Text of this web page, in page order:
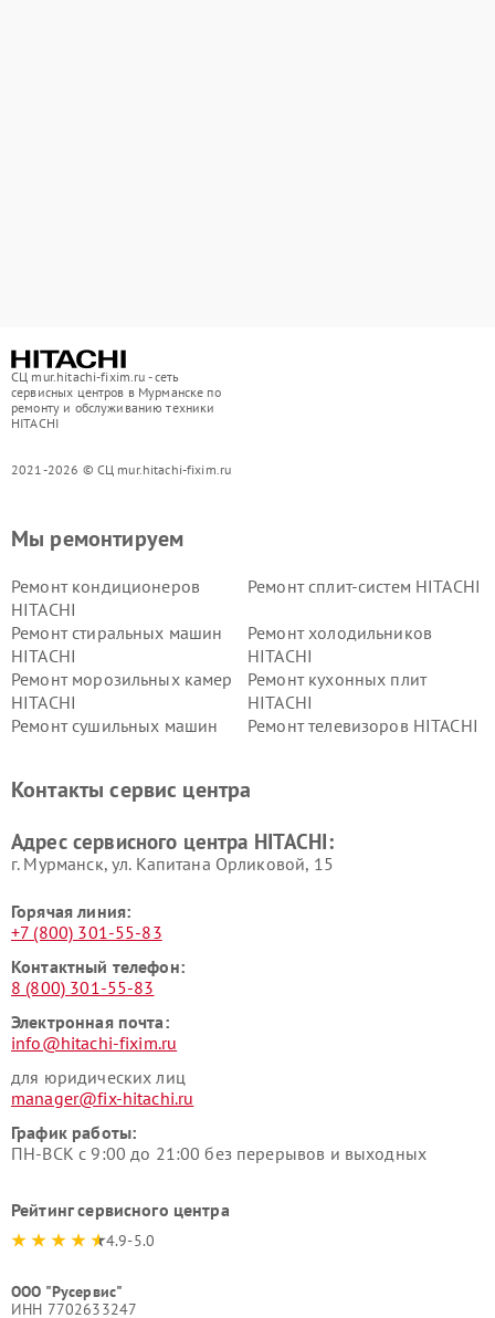
СЦ mur.hitachi-fixim.ru - сеть
сервисных центров в Мурманске по
ремонту и обслуживанию техники
HITACHI
2021-2026 © СЦ mur.hitachi-fixim.ru
Мы ремонтируем
Ремонт кондиционеров
HITACHI
Ремонт сплит-систем HITACHI
Ремонт стиральных машин
HITACHI
Ремонт холодильников
HITACHI
Ремонт морозильных камер
HITACHI
Ремонт кухонных плит
HITACHI
Ремонт сушильных машин
Ремонт телевизоров HITACHI
данных HITACHI
HITACHI
HITACHI
HITACHI
Контакты сервис центра
Адрес сервисного центра HITACHI:
г. Мурманск, ул. Капитана Орликовой, 15
Горячая линия:
+7 (800) 301-55-83
Контактный телефон:
8 (800) 301-55-83
Электронная почта:
info@hitachi-fixim.ru
для юридических лиц
manager@fix-hitachi.ru
График работы:
ПН-ВСК с 9:00 до 21:00 без перерывов и выходных
Рейтинг сервисного центра
4.9-5.0
ООО "Русервис"
ИНН 7702633247